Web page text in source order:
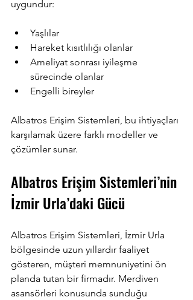
uygundur:
Yaşlılar
Hareket kısıtlılığı olanlar
Ameliyat sonrası iyileşme
sürecinde olanlar
Engelli bireyler
Albatros Erişim Sistemleri, bu ihtiyaçları
karşılamak üzere farklı modeller ve
çözümler sunar.
Albatros Erişim Sistemleri’nin
İzmir Urla’daki Gücü
Albatros Erişim Sistemleri, İzmir Urla
bölgesinde uzun yıllardır faaliyet
gösteren, müşteri memnuniyetini ön
planda tutan bir firmadır. Merdiven
asansörleri konusunda sunduğu